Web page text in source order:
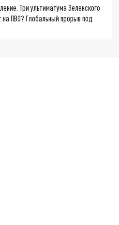
Три ультиматума Зеленского
ПВО? Глобальный прорыв под